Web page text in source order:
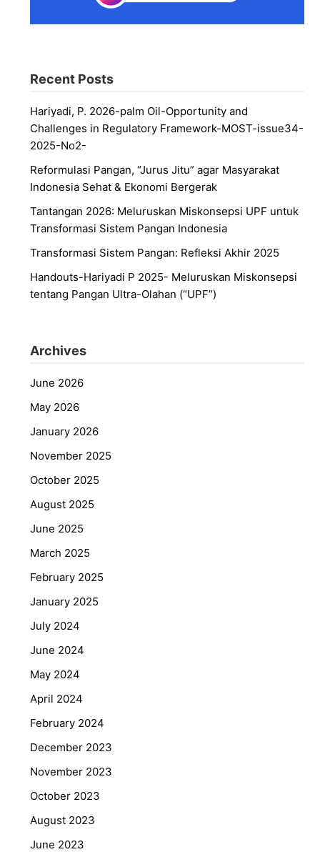
Recent Posts
Hariyadi, P. 2026-palm Oil-Opportunity and
Challenges in Regulatory Framework-MOST-issue34-
2025-No2-
Reformulasi Pangan, “Jurus Jitu” agar Masyarakat
Indonesia Sehat & Ekonomi Bergerak
Tantangan 2026: Meluruskan Miskonsepsi UPF untuk
Transformasi Sistem Pangan Indonesia
Transformasi Sistem Pangan: Refleksi Akhir 2025
Handouts-Hariyadi P 2025- Meluruskan Miskonsepsi
tentang Pangan Ultra-Olahan (“UPF”)
Archives
June 2026
May 2026
January 2026
November 2025
October 2025
August 2025
June 2025
March 2025
February 2025
January 2025
July 2024
June 2024
May 2024
April 2024
February 2024
December 2023
November 2023
October 2023
August 2023
June 2023